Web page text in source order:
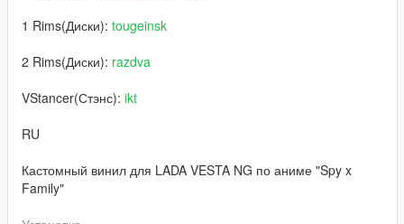
1 Rims(Диски): tougeinsk
2 Rims(Диски): razdva
VStancer(Стэнс): ikt
RU
Кастомный винил для LADA VESTA NG по аниме "Spy x
Family"